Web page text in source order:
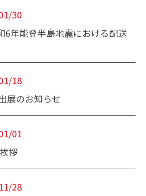
30
6年能登半島地震における配送
18
展のお知らせ
01
拶
28